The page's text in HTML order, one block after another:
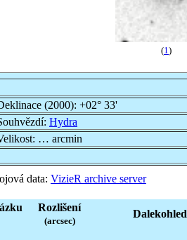
(1 )
(2000): +02° 33'
Hydra
… arcmin
data: VizieR archive server
Rozlišení
(arcsec)
Dalekohled